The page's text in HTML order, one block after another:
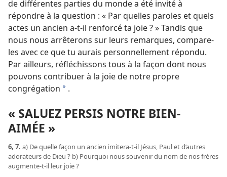
de différentes parties du monde a été invité à
répondre à la question : « Par quelles paroles et quels
actes un ancien a-t-il renforcé ta joie ? » Tandis que
nous nous arrêterons sur leurs remarques, compare-
les avec ce que tu aurais personnellement répondu.
Par ailleurs, réfléchissons tous à la façon dont nous
pouvons contribuer à la joie de notre propre
congrégation a .
« SALUEZ PERSIS NOTRE BIEN-
AIMÉE »
6, 7. a) De quelle façon un ancien imitera-t-il Jésus, Paul et d’autres
adorateurs de Dieu ? b) Pourquoi nous souvenir du nom de nos frères
augmente-t-il leur joie ?